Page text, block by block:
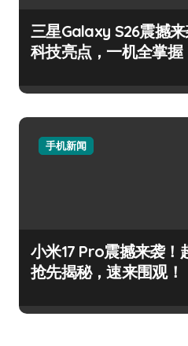
三星Galaxy S26震撼
科技亮点，一机全掌握
手机新闻
小米17 Pro震撼来袭！
抢先揭秘，速来围观！